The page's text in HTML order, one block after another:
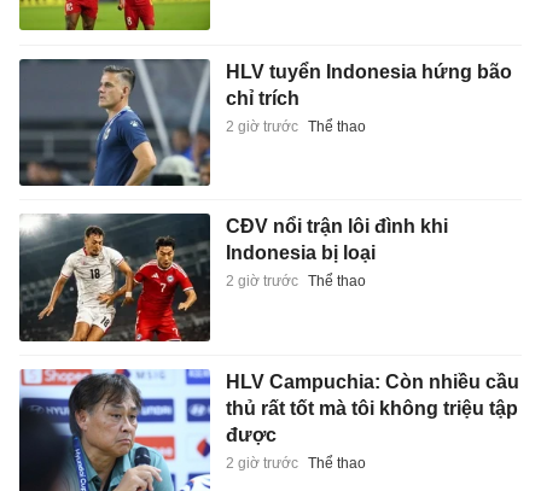
HLV tuyển Indonesia hứng bão
chỉ trích
2 giờ trước Thể thao
CĐV nổi trận lôi đình khi
Indonesia bị loại
2 giờ trước Thể thao
HLV Campuchia: Còn nhiều cầu
thủ rất tốt mà tôi không triệu tập
được
2 giờ trước Thể thao